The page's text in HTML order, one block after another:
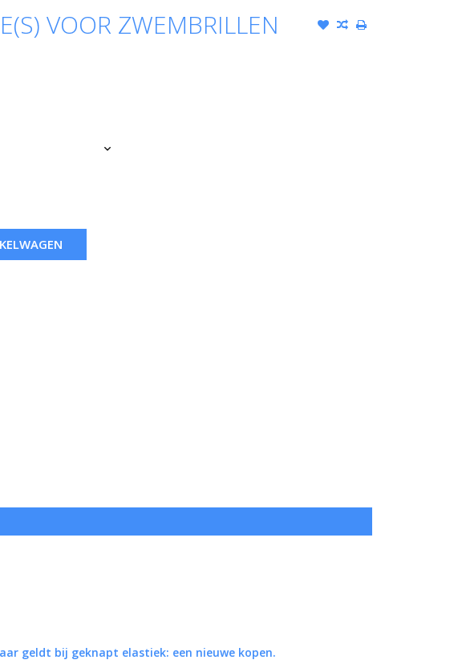
VOOR ZWEMBRILLEN
geldt bij geknapt elastiek: een nieuwe kopen.